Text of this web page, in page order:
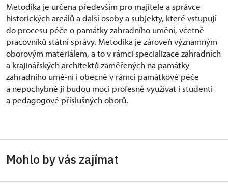
Metodika je určena především pro majitele a správce
historických areálů a další osoby a subjekty, které vstupují
do procesu péče o památky zahradního umění, včetně
pracovníků státní správy. Metodika je zároveň významným
oborovým materiálem, a to v rámci specializace zahradních
a krajinářských architektů zaměřených na památky
zahradního umě-ní i obecně v rámci památkové péče
a nepochybně ji budou moci profesně využívat i studenti
a pedagogové příslušných oborů.
Mohlo by vás zajímat